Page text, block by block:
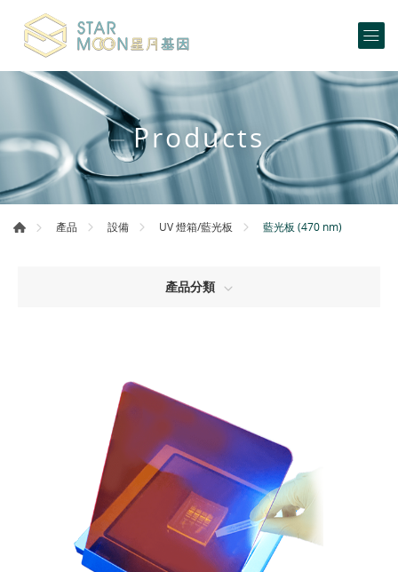
Products
產品 設備 UV 燈箱/藍光板 藍光板 (470 nm)
產品分類